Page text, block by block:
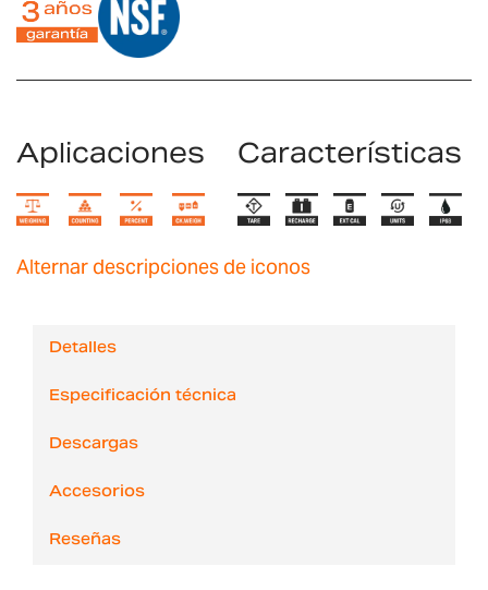
Aplicaciones Características
Alternar descripciones de iconos
Detalles
Especificación técnica
Descargas
Accesorios
Reseñas